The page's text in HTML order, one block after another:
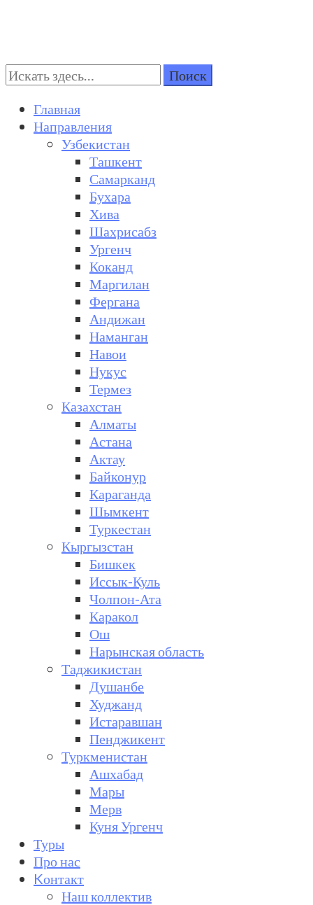
Turkestan Travel
Discover Central Asia
Поиск:
Главная
Направления
Узбекистан
Ташкент
Самарканд
Бухара
Хива
Шахрисабз
Ургенч
Коканд
Маргилан
Фергана
Андижан
Наманган
Навои
Нукус
Термез
Казахстан
Алматы
Астана
Актау
Байконур
Караганда
Шымкент
Туркестан
Кыргызстан
Бишкек
Иссык-Куль
Чолпон-Ата
Каракол
Ош
Нарынская область
Таджикистан
Душанбе
Худжанд
Истаравшан
Пенджикент
Туркменистан
Ашхабад
Мары
Мерв
Куня Ургенч
Туры
Про нас
Kонтакт
Наш коллектив